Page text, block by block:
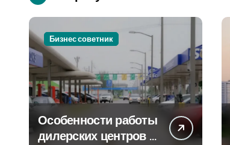
Бизнес советник
Особенности работы
дилерских центров и